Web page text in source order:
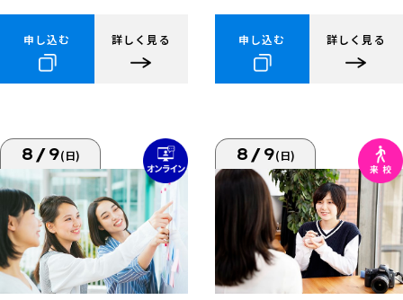
申し込む 詳しく見る 申し込む 詳しく見る
8/9(日) 8/9(日)